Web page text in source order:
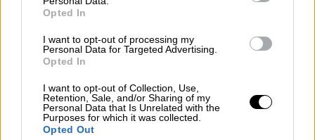
Opted In
I want to opt-out of processing my
Personal Data for Targeted Advertising.
Opted In
I want to opt-out of Collection, Use,
Retention, Sale, and/or Sharing of my
Personal Data that Is Unrelated with the
Purposes for which it was collected.
Opted Out
Επίδομα 534 ευρώ και Συν-Εργασία:
Πότε θα γίνουν οι επόμενες
πληρωμές
16 οι νεκροί μετανάστες στον Έβρο